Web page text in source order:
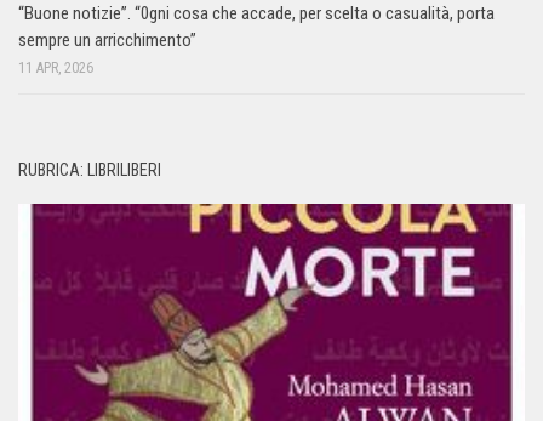
“Buone notizie”. “0gni cosa che accade, per scelta o casualità, porta
sempre un arricchimento”
11 APR, 2026
RUBRICA: LIBRILIBERI